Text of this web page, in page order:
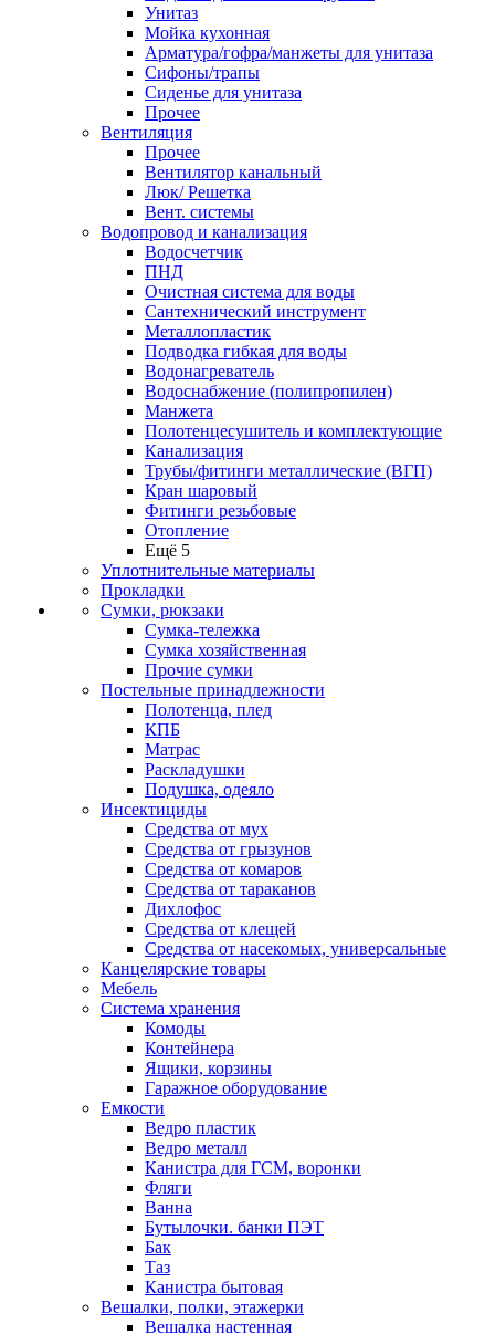
Унитаз
Мойка кухонная
Арматура/гофра/манжеты для унитаза
Сифоны/трапы
Сиденье для унитаза
Прочее
Вентиляция
Прочее
Вентилятор канальный
Люк/ Решетка
Вент. системы
Водопровод и канализация
Водосчетчик
ПНД
Очистная система для воды
Сантехнический инструмент
Металлопластик
Подводка гибкая для воды
Водонагреватель
Водоснабжение (полипропилен)
Манжета
Полотенцесушитель и комплектующие
Канализация
Трубы/фитинги металлические (ВГП)
Кран шаровый
Фитинги резьбовые
Отопление
Ещё 5
Уплотнительные материалы
Прокладки
Сумки, рюкзаки
Сумка-тележка
Сумка хозяйственная
Прочие сумки
Постельные принадлежности
Полотенца, плед
КПБ
Матрас
Раскладушки
Подушка, одеяло
Инсектициды
Средства от мух
Средства от грызунов
Средства от комаров
Средства от тараканов
Дихлофос
Средства от клещей
Средства от насекомых, универсальные
Канцелярские товары
Мебель
Система хранения
Комоды
Контейнера
Ящики, корзины
Гаражное оборудование
Емкости
Ведро пластик
Ведро металл
Канистра для ГСМ, воронки
Фляги
Ванна
Бутылочки. банки ПЭТ
Бак
Таз
Канистра бытовая
Вешалки, полки, этажерки
Вешалка настенная